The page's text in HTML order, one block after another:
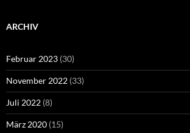
ARCHIV
Februar 2023 (30)
November 2022 (33)
Juli 2022 (8)
März 2020 (15)